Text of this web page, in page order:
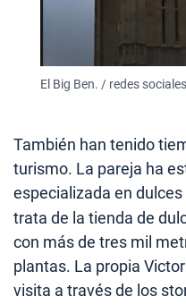
El Big Ben. / redes sociales
También han tenido
turismo. La pareja ha
especializada en dulces
trata de la tienda de
con más de tres mil
plantas. La propia
visita a través de los